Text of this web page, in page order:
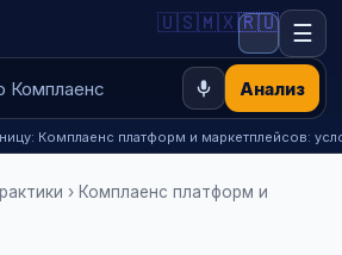
Анализ
🇺🇸🇲🇽🇷🇺 ☰
Комплаенс платформ и маркетплейсов:
› Комплаенс платформ и